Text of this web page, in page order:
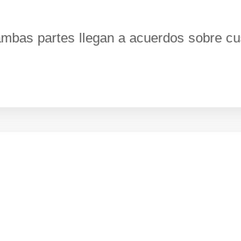
partes llegan a acuerdos sobre